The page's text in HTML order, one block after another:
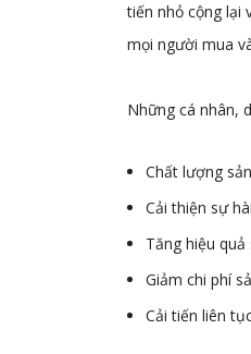
tiến nhỏ cộng lại
mọi người mua
Những cá nhân,
Chất lượng
Cải thiện sự
Tăng hiệu
Giảm chi phí
Cải tiến liên